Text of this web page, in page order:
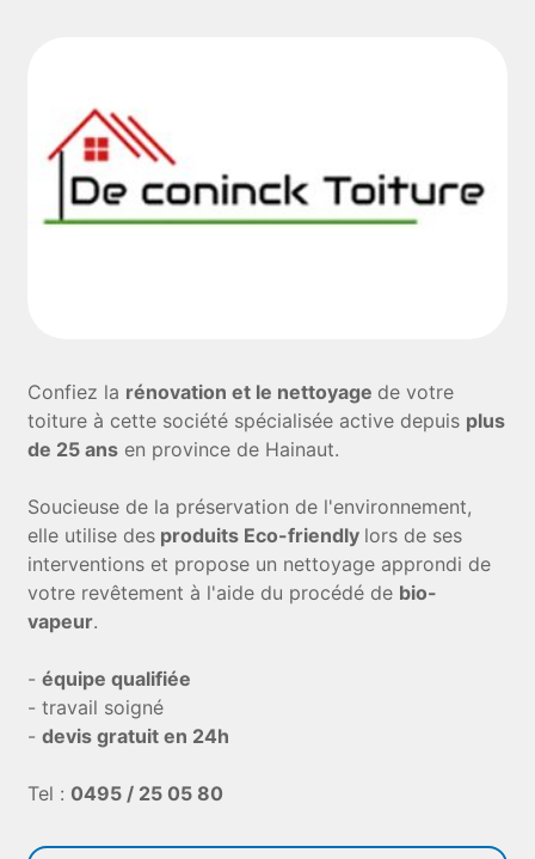
Confiez la rénovation et le nettoyage de votre
toiture à cette société spécialisée active depuis plus
de 25 ans en province de Hainaut.
Soucieuse de la préservation de l'environnement,
elle utilise des produits Eco-friendly lors de ses
interventions et propose un nettoyage approndi de
votre revêtement à l'aide du procédé de bio-
vapeur.
-équipe qualifiée
- travail soigné
-devis gratuit en 24h
Tel : 0495 / 25 05 80